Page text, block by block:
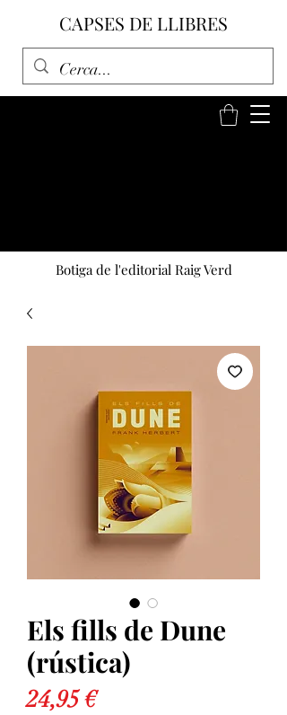
CAPSES DE LLIBRES
Botiga de l'editorial Raig Verd
Els fills de Dune
(rústica)
24,95 €Price